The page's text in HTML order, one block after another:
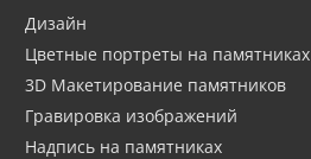
Дизайн
Цветные портреты на памятниках
3D Макетирование памятников
Гравировка изображений
Надпись на памятниках